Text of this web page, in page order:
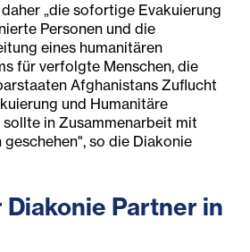
„die sofortige Evakuierung
Personen und die
eines humanitären
für verfolgte Menschen, die
Afghanistans Zuflucht
und Humanitäre
in Zusammenarbeit mit
so die Diakonie
Partner in